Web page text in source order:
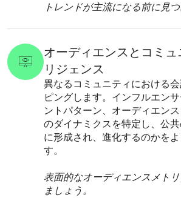
トレンドが主流になる前に見つ
オーディエンスとコミ
リジェンス
異なるコミュニティにおける
ピングします。インフルエン
ントパターン、オーディエン
のダイナミクスを特定し、公
に形成され、進化するのかを
す。
表面的なオーディエンスメト
ましょう。